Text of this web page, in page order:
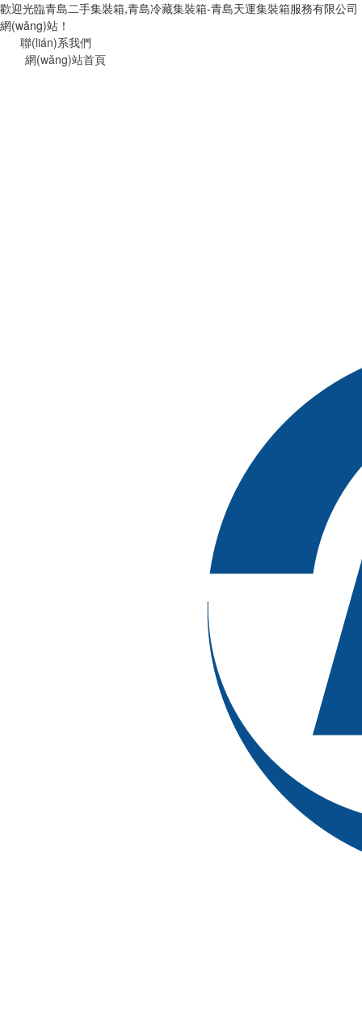
歡迎光臨青島二手集裝箱,青島冷藏集裝箱-青島天運集裝箱服務有限公司
網(wǎng)站！
聯(lián)系我們
網(wǎng)站首頁